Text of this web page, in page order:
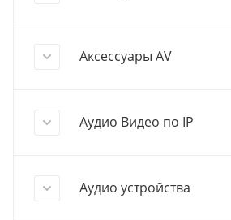
Аксессуары AV
Аудио Видео по IP
Аудио устройства